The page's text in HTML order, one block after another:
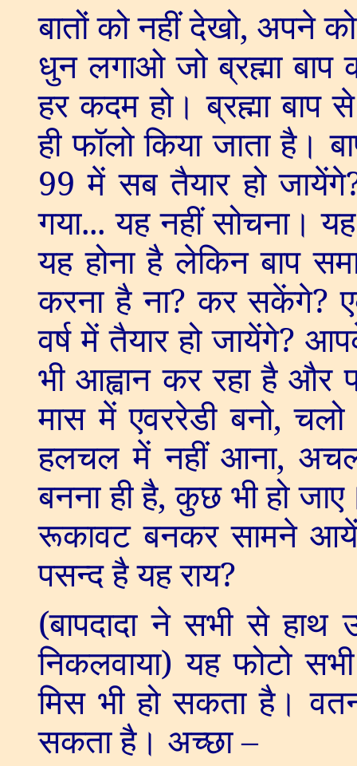
बातों को नहीं देखो, अपने
धुन लगाओ जो ब्रह्मा बाप
हर कदम हो। ब्रह्मा बाप
ही फॉलो किया जाता है।
99 में सब तैयार हो जायेंगे
गया... यह नहीं सोचना।
यह होना है लेकिन बाप
करना है ना?कर सकेंगे?
वर्ष में तैयार हो जायेंगे?
भी आह्वान कर रहा है और
मास में एवररेडी बनो,चलो
हलचल में नहीं आना,
बनना ही है,कुछ भी हो
रूकावट बनकर सामने आयें
पसन्द है यह राय?
(बापदादा ने सभी से हाथ
निकलवाया) यह फोटो
मिस भी हो सकता है।
सकता है। अच्छा –